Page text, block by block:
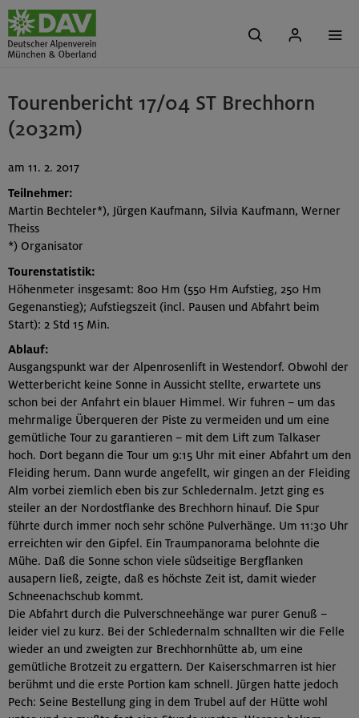
Tourenbericht 17/04 ST Brechhorn
(2032m)
am 11. 2. 2017
Teilnehmer:
Martin Bechteler*), Jürgen Kaufmann, Silvia Kaufmann, Werner
Theiss
*) Organisator
Tourenstatistik:
Höhenmeter insgesamt: 800 Hm (550 Hm Aufstieg, 250 Hm
Gegenanstieg); Aufstiegszeit (incl. Pausen und Abfahrt beim
Start): 2 Std 15 Min.
Ablauf:
Ausgangspunkt war der Alpenrosenlift in Westendorf. Obwohl der
Wetterbericht keine Sonne in Aussicht stellte, erwartete uns
schon bei der Anfahrt ein blauer Himmel. Wir fuhren – um das
mehrmalige Überqueren der Piste zu vermeiden und um eine
gemütliche Tour zu garantieren – mit dem Lift zum Talkaser
hoch. Dort begann die Tour um 9:15 Uhr mit einer Abfahrt um den
Fleiding herum. Dann wurde angefellt, wir gingen an der Fleiding
Alm vorbei ziemlich eben bis zur Schledernalm. Jetzt ging es
steiler an der Nordostflanke des Brechhorn hinauf. Die Spur
führte durch immer noch sehr schöne Pulverhänge. Um 11:30 Uhr
erreichten wir den Gipfel. Ein Traumpanorama belohnte die
Mühe. Daß die Sonne schon viele südseitige Bergflanken
ausapern ließ, zeigte, daß es höchste Zeit ist, damit wieder
Schneenachschub kommt.
Die Abfahrt durch die Pulverschneehänge war purer Genuß –
leider viel zu kurz. Bei der Schledernalm schnallten wir die Felle
wieder an und zweigten zur Brechhornhütte ab, um eine
gemütliche Brotzeit zu ergattern. Der Kaiserschmarren ist hier
berühmt und die erste Portion kam schnell. Jürgen hatte jedoch
Pech: Seine Bestellung ging in dem Trubel auf der Hütte wohl